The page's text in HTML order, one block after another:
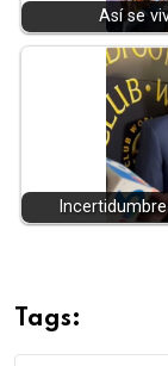
Así se
Tags: